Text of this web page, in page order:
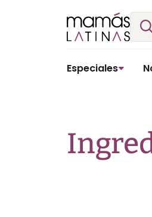
Especiales